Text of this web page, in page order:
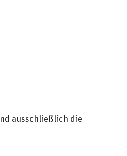
ausschließlich die